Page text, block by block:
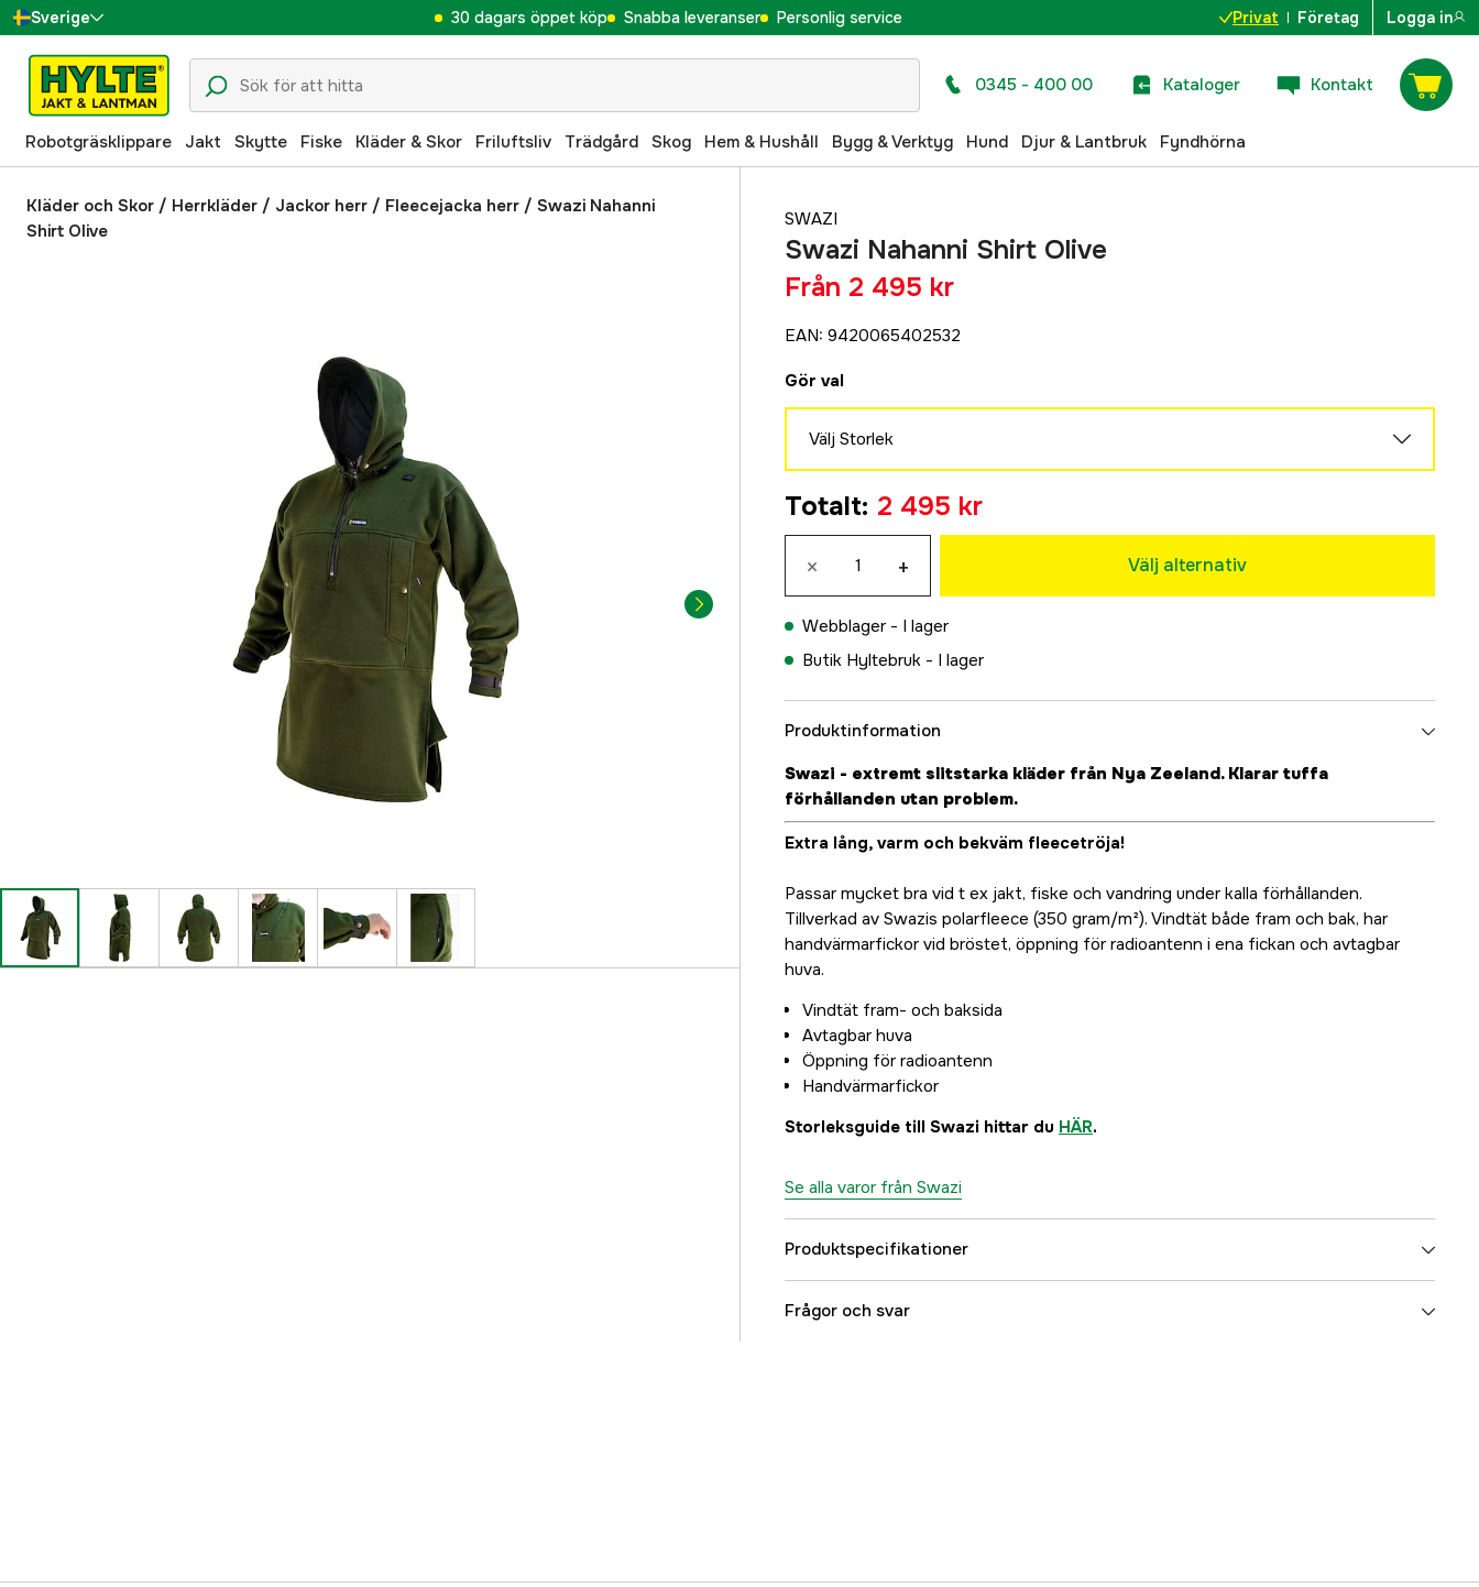
Sverige
Danmark
Suomi
Norge
Deutschland
30 dagars öppet köp Snabba leveranser Personlig service Privat Företag Logga in
0345 - 400 00 Kataloger Kontakt
Robotgräsklippare Jakt Skytte Fiske Kläder & Skor Friluftsliv Trädgård Skog Hem & Hushåll Bygg & Verktyg Hund Djur & Lantbruk Fyndhörna
Kläder och Skor / Herrkläder / Jackor herr / Fleecejacka herr / Swazi Nahanni
Shirt Olive
SWAZI
Swazi Nahanni Shirt Olive
Från 2 495 kr
EAN: 9420065402532
Gör val
Välj Storlek
2 495 kr
2 495 kr
2 495 kr
XL
2 495 kr
XXL
3XL
2 495 kr
Totalt: 2 495 kr
× + Välj alternativ
Webblager - I lager
Butik Hyltebruk - I lager
Produktinformation
Swazi - extremt slitstarka kläder från Nya Zeeland. Klarar tuffa
förhållanden utan problem.
Extra lång, varm och bekväm fleecetröja!
Passar mycket bra vid t ex jakt, fiske och vandring under kalla förhållanden.
Tillverkad av Swazis polarfleece (350 gram/m²). Vindtät både fram och bak, har
handvärmarfickor vid bröstet, öppning för radioantenn i ena fickan och avtagbar
huva.
Vindtät fram- och baksida
Avtagbar huva
Öppning för radioantenn
Handvärmarfickor
Storleksguide till Swazi hittar du HÄR.
Se alla varor från Swazi
Produktspecifikationer
Färgton
Frågor och svar